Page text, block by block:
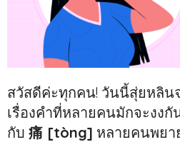
สวัสดีค่ะทุกคน! วันนี้สุ่ยหลิน
เรื่องคำที่หลายคนมักจะงง
กับ 痛 [tòng] หลายคนพยา